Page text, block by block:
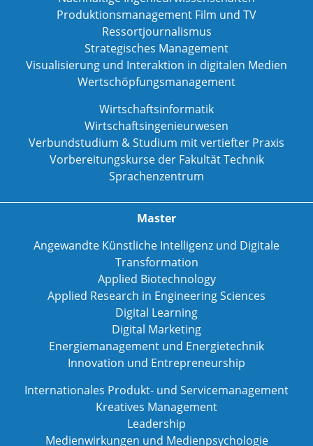
Produktionsmanagement Film und TV
Ressortjournalismus
Strategisches Management
Visualisierung und Interaktion in digitalen Medien
Wertschöpfungsmanagement
Wirtschaftsinformatik
Wirtschaftsingenieurwesen
Verbundstudium & Studium mit vertiefter Praxis
Vorbereitungskurse der Fakultät Technik
Sprachenzentrum
Master
Angewandte Künstliche Intelligenz und Digitale
Transformation
Applied Biotechnology
Applied Research in Engineering Sciences
Digital Learning
Digital Marketing
Energiemanagement und Energietechnik
Innovation und Entrepreneurship
Internationales Produkt- und Servicemanagement
Kreatives Management
Leadership
Medienwirkungen und Medienpsychologie